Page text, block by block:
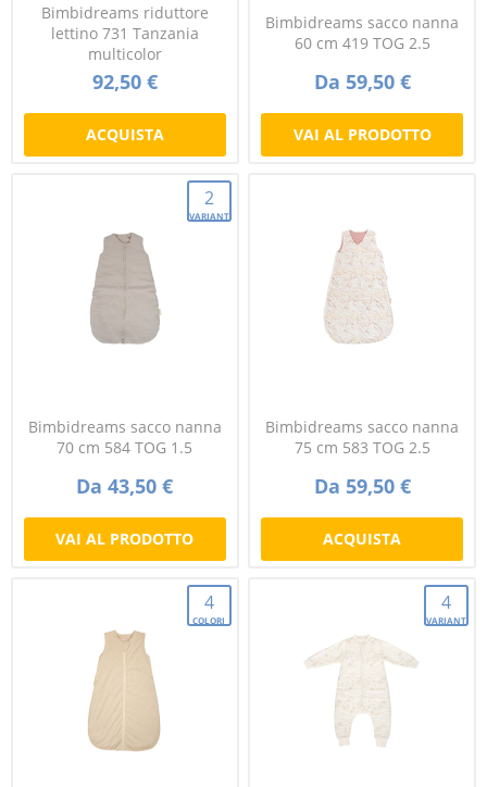
Bimbidreams riduttore
lettino 731 Tanzania
multicolor
92,50 €
ACQUISTA
Bimbidreams sacco nanna
60 cm 419 TOG 2.5
Da 59,50 €
VAI AL PRODOTTO
2
VARIANTI
Bimbidreams sacco nanna
70 cm 584 TOG 1.5
Da 43,50 €
VAI AL PRODOTTO
Bimbidreams sacco nanna
75 cm 583 TOG 2.5
Da 59,50 €
ACQUISTA
4
COLORI
4
VARIANTI